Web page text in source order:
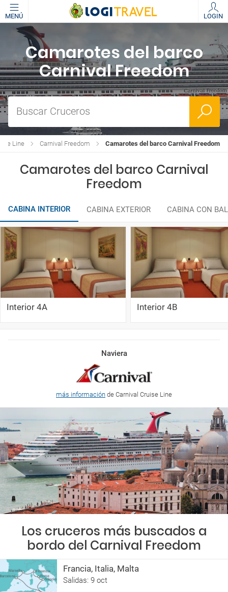
MENÚ LOGIN
Camarotes del barco
Carnival Freedom
Buscar Cruceros
Camarotes del barco Carnival Freedom
Carnival Freedom
Line
Camarotes del barco Carnival
Freedom
CABINA INTERIOR CABINA EXTERIOR CABINA CON
Interior 4A Interior 4B
Naviera
más información de Carnival Cruise Line
Los cruceros más buscados a
bordo del Carnival Freedom
Francia, Italia, Malta
Salidas: 9 oct